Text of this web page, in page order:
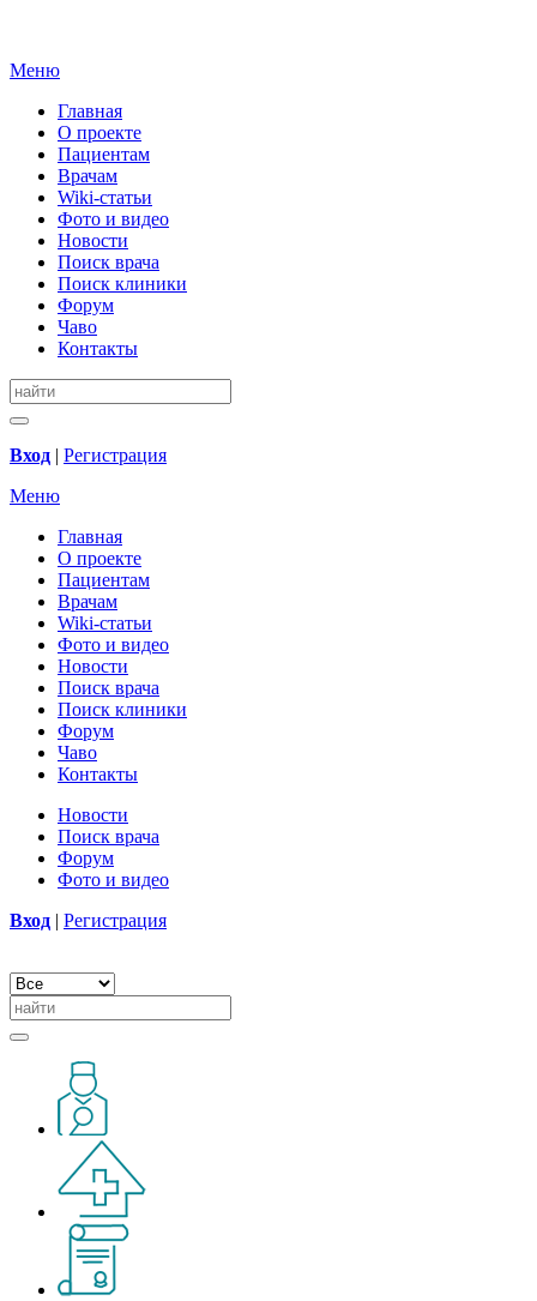
Меню
Главная
О проекте
Пациентам
Врачам
Wiki-статьи
Фото и видео
Новости
Поиск врача
Поиск клиники
Форум
Чаво
Контакты
Вход | Регистрация
Меню
Главная
О проекте
Пациентам
Врачам
Wiki-статьи
Фото и видео
Новости
Поиск врача
Поиск клиники
Форум
Чаво
Контакты
Новости
Поиск врача
Форум
Фото и видео
Вход | Регистрация